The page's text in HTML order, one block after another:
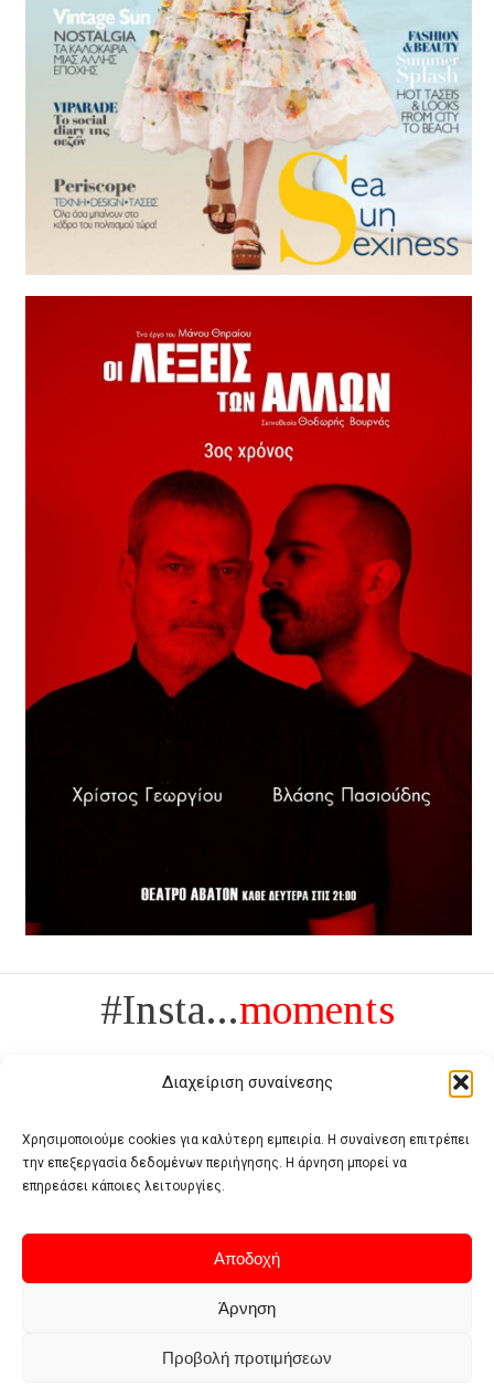
Διαχείριση συναίνεσης
Χρησιμοποιούμε cookies για καλύτερη εμπειρία. Η συναίνεση επιτρέπει
την επεξεργασία δεδομένων περιήγησης. Η άρνηση μπορεί να
επηρεάσει κάποιες λειτουργίες.
Αποδοχή
Άρνηση
Προβολή προτιμήσεων
#Insta...moments
Πολυτέλεια δεν είναι το αντίθετο της ανέχειας, είναι το αντίθετο της
Terms of use Privacy policy Cookie policy